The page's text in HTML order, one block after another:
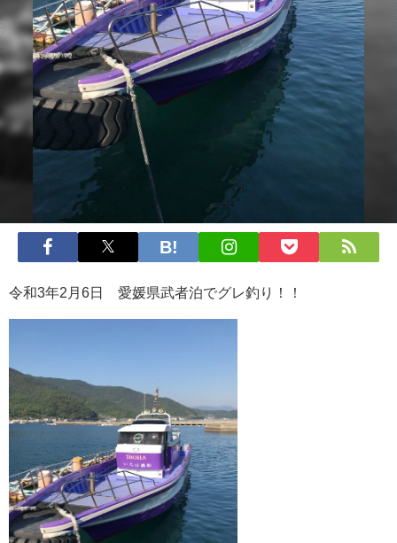
令和3年2月6日 愛媛県武者泊でグレ釣り！！